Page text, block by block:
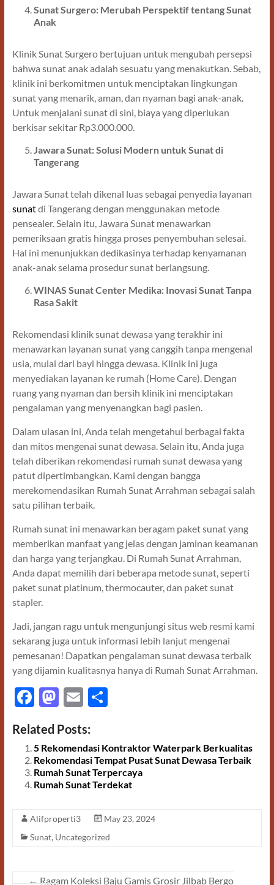
Sunat Surgero: Merubah Perspektif tentang Sunat
Anak
Klinik Sunat Surgero bertujuan untuk mengubah persepsi
bahwa sunat anak adalah sesuatu yang menakutkan. Sebab,
klinik ini berkomitmen untuk menciptakan lingkungan
sunat yang menarik, aman, dan nyaman bagi anak-anak.
Untuk menjalani sunat di sini, biaya yang diperlukan
berkisar sekitar Rp3.000.000.
Jawara Sunat: Solusi Modern untuk Sunat di
Tangerang
Jawara Sunat telah dikenal luas sebagai penyedia layanan
sunatdi Tangerang dengan menggunakan metode
pensealer. Selain itu, Jawara Sunat menawarkan
pemeriksaan gratis hingga proses penyembuhan selesai.
Hal ini menunjukkan dedikasinya terhadap kenyamanan
anak-anak selama prosedur sunat berlangsung.
WINAS Sunat Center Medika: Inovasi Sunat Tanpa
Rasa Sakit
Rekomendasi klinik sunat dewasa yang terakhir ini
menawarkan layanan sunat yang canggih tanpa mengenal
usia, mulai dari bayi hingga dewasa. Klinik ini juga
menyediakan layanan ke rumah (Home Care). Dengan
ruang yang nyaman dan bersih klinik ini menciptakan
pengalaman yang menyenangkan bagi pasien.
Dalam ulasan ini, Anda telah mengetahui berbagai fakta
dan mitos mengenai sunat dewasa. Selain itu, Anda juga
telah diberikan rekomendasi rumah sunat dewasa yang
patut dipertimbangkan. Kami dengan bangga
merekomendasikan Rumah Sunat Arrahman sebagai salah
satu pilihan terbaik.
Rumah sunat ini menawarkan beragam paket sunat yang
memberikan manfaat yang jelas dengan jaminan keamanan
dan harga yang terjangkau. Di Rumah Sunat Arrahman,
Anda dapat memilih dari beberapa metode sunat, seperti
paket sunat platinum, thermocauter, dan paket sunat
stapler.
Jadi, jangan ragu untuk mengunjungi situs web resmi kami
sekarang juga untuk informasi lebih lanjut mengenai
pemesanan! Dapatkan pengalaman sunat dewasa terbaik
yang dijamin kualitasnya hanya di Rumah Sunat Arrahman.
F
e
b
o
o
k
M
to
d
o
n
E
ail
S
e
Related Posts:
5 Rekomendasi Kontraktor Waterpark Berkualitas
Rekomendasi Tempat Pusat Sunat Dewasa Terbaik
Rumah Sunat Terpercaya
Rumah Sunat Terdekat
Alifproperti3
May 23, 2024
Sunat, Uncategorized
← Ragam Koleksi Baju Gamis Grosir Jilbab Bergo